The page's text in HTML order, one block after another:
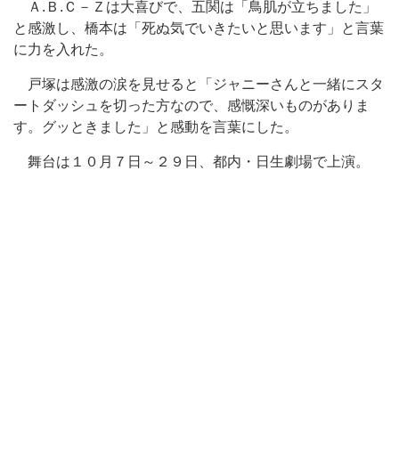
Ａ.Ｂ.Ｃ－Ｚは大喜びで、五関は「鳥肌が立ちました」
と感激し、橋本は「死ぬ気でいきたいと思います」と言葉
に力を入れた。
戸塚は感激の涙を見せると「ジャニーさんと一緒にスタ
ートダッシュを切った方なので、感慨深いものがありま
す。グッときました」と感動を言葉にした。
舞台は１０月７日～２９日、都内・日生劇場で上演。